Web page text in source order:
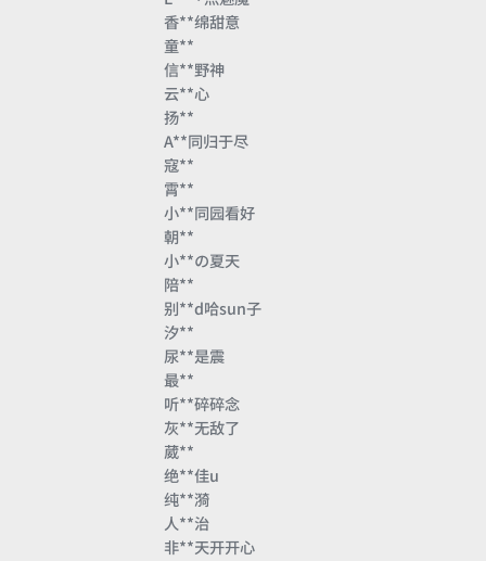
香**绵甜意
童**
信**野神
云**心
扬**
A**同归于尽
寇**
霄**
小**同园看好
朝**
小**の夏天
陪**
别**d哈sun子
汐**
尿**是震
最**
听**碎碎念
灰**无敌了
葳**
绝**佳u
纯**漪
人**治
非**天开开心